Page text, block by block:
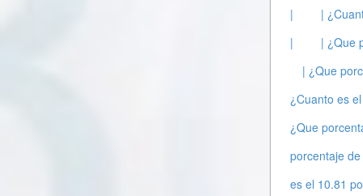
|
|
|
| ¿Que
| ¿Que
¿Cuanto es
¿Que
porcentaje
es el 10.81